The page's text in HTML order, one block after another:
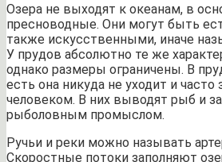
Озера не выходят к океанам, в
пресноводные. Они могут быть
также искусственными, иначе
У прудов абсолютно те же
однако размеры ограничены. В
есть она никуда не уходит и часто
человеком. В них выводят рыб и
рыболовным промыслом.
Ручьи и реки можно называть
Скоростные потоки заполняют